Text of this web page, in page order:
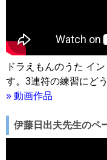
ドラえもんのうた イ
す。3連符の練習にど
» 動画作品
伊藤日出夫先生のペ